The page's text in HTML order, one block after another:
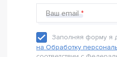
Ваш email
Заполняя форму я
на Обработку